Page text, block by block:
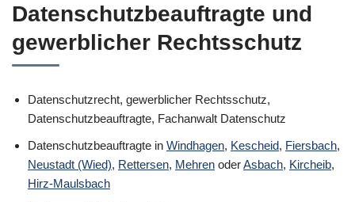
Datenschutzbeauftragte und
gewerblicher Rechtsschutz
Datenschutzrecht, gewerblicher Rechtsschutz,
Datenschutzbeauftragte, Fachanwalt Datenschutz
Datenschutzbeauftragte in Windhagen, Kescheid, Fiersbach,
Neustadt (Wied), Rettersen, Mehren oderAsbach, Kircheib,
Hirz-Maulsbach